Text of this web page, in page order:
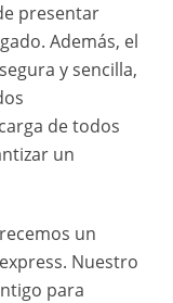
presentar
Además, el
y sencilla,
de todos
un
un
Nuestro
para